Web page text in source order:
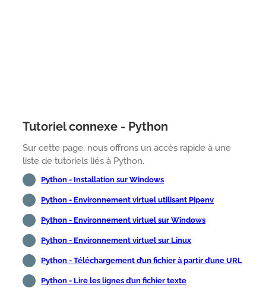
Tutoriel connexe - Python
Sur cette page, nous offrons un accès rapide à une
liste de tutoriels liés à Python.
Python - Installation sur Windows
Python - Environnement virtuel utilisant Pipenv
Python - Environnement virtuel sur Windows
Python - Environnement virtuel sur Linux
Python - Téléchargement d’un fichier à partir d’une URL
Python - Lire les lignes d’un fichier texte